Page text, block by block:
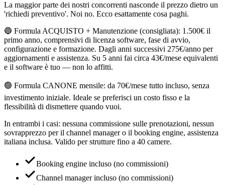
La maggior parte dei nostri concorrenti nasconde il prezzo dietro un
'richiedi preventivo'. Noi no. Ecco esattamente cosa paghi.
🔵 Formula ACQUISTO + Manutenzione (consigliata): 1.500€ il
primo anno, comprensivi di licenza software, fase di avvio,
configurazione e formazione. Dagli anni successivi 275€/anno per
aggiornamenti e assistenza. Su 5 anni fai circa 43€/mese equivalenti
e il software è tuo — non lo affitti.
🟢 Formula CANONE mensile: da 70€/mese tutto incluso, senza
investimento iniziale. Ideale se preferisci un costo fisso e la
flessibilità di dismettere quando vuoi.
In entrambi i casi: nessuna commissione sulle prenotazioni, nessun
sovrapprezzo per il channel manager o il booking engine, assistenza
italiana inclusa. Valido per strutture fino a 40 camere.
Booking engine incluso (no commissioni)
Channel manager incluso (no commissioni)